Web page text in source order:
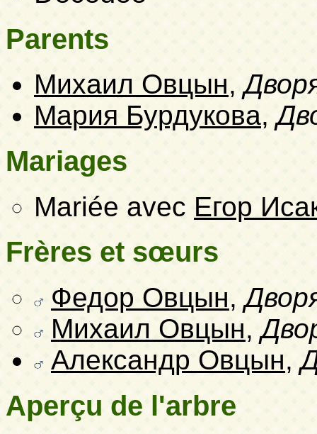
Parents
Михаил Овцын,
Мария Бурдукова,
Mariages
Mariée avec Егор
Frères et sœurs
Федор Овцын,
Михаил Овцын,
Александр Овцын,
Aperçu de l'arbre